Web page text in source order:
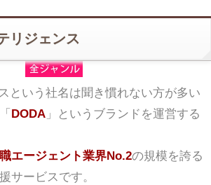
リジェンス
という社名は聞き慣れない方が多い
DODA」というブランドを運営する
エージェント業界No.2の規模を誇る
サービスです。